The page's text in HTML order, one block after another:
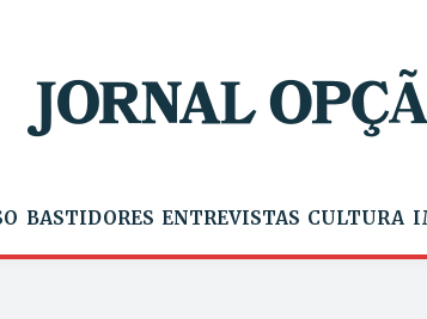
BASTIDORES ENTREVISTAS CULTURA